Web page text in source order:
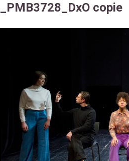
_PMB3728_DxO copie